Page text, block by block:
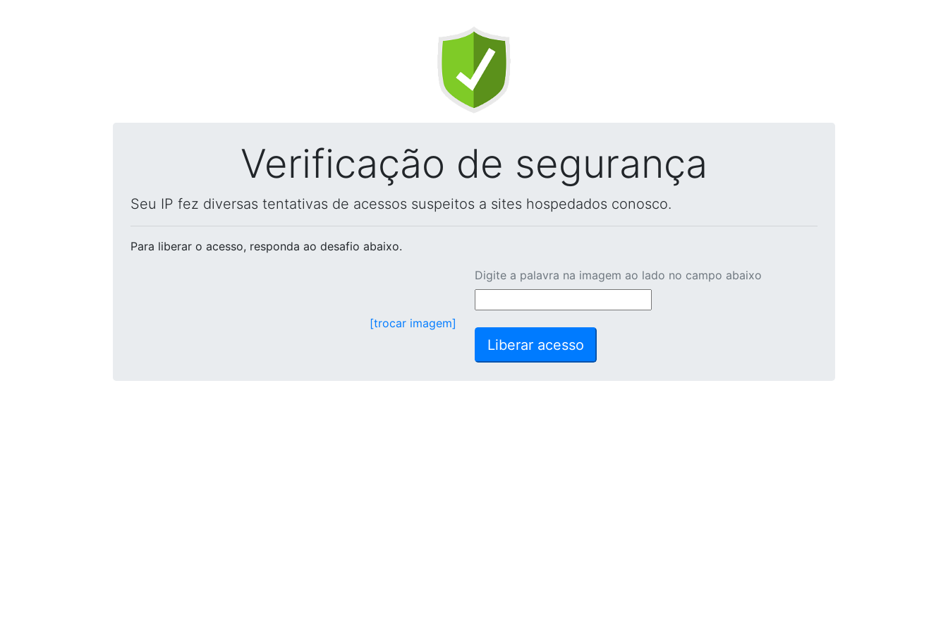
Verificação de segurança
Seu IP fez diversas tentativas de acessos suspeitos a sites hospedados conosco.
Para liberar o acesso, responda ao desafio abaixo.
[trocar imagem]
Digite a palavra na imagem ao lado no campo abaixo